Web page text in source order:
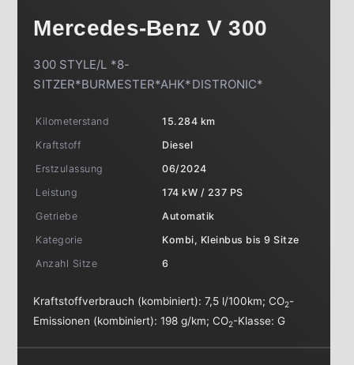
Mercedes-Benz V 300
300 STYLE/L *8-
SITZER*BURMESTER*AHK*DISTRONIC*
Kilometerstand
15.284 km
Kraftstoff
Diesel
Erstzulassung
06/2024
Leistung
174 kW / 237 PS
Getriebe
Automatik
Kategorie
Kombi, Kleinbus bis 9 Sitze
Anzahl Sitze
6
Kraftstoffverbrauch (kombiniert):7,5 l/100km;CO2-
Emissionen (kombiniert):198 g/km;CO2-Klasse:G